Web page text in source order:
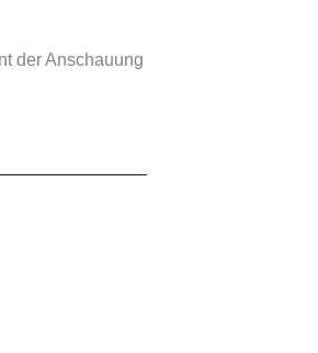
der Anschauung